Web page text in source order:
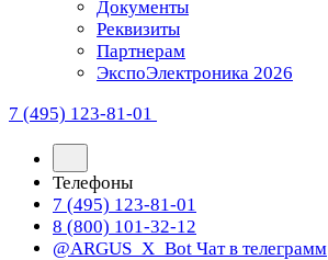
Документы
Реквизиты
Партнерам
ЭкспоЭлектроника 2026
7 (495) 123-81-01
Телефоны
7 (495) 123-81-01
8 (800) 101-32-12
@ARGUS_X_Bot Чат в телеграмм